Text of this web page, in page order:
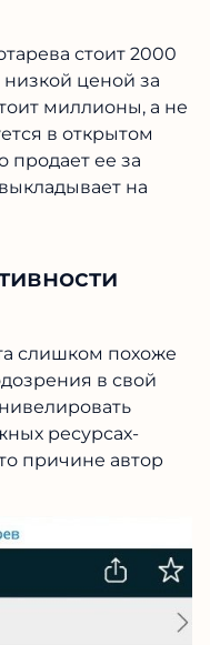
стоит 2000
низкой ценой за
миллионы, а не
в открытом
продает ее за
на
слишком похоже
в свой
ресурсах-
причине автор